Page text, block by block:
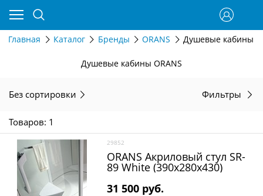
Главная Каталог Бренды ORANS Душевые кабины
Душевые кабины ORANS
Без сортировки Фильтры
Товаров: 1
29852
ORANS Акриловый стул SR-
89 White (390x280x430)
31 500 руб.